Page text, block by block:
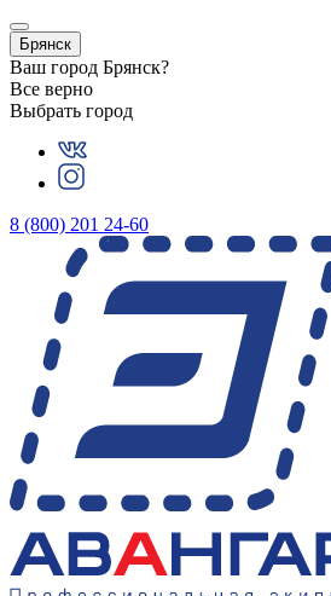
Брянск
Ваш город Брянск?
Все верно
Выбрать город
8 (800) 201 24-60